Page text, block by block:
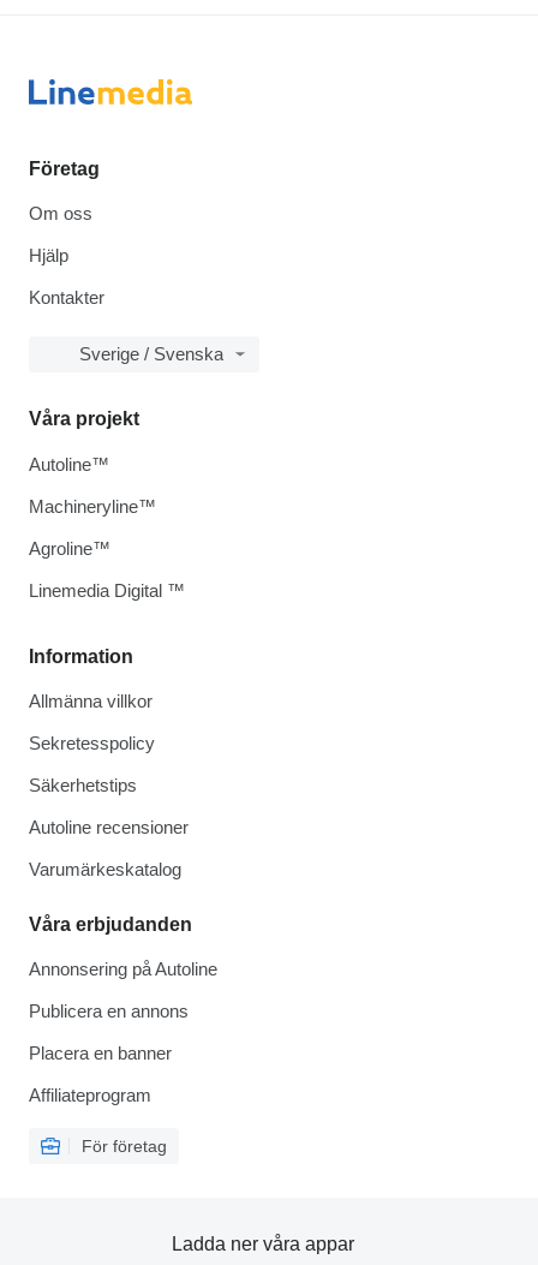
Företag
Om oss
Hjälp
Kontakter
Sverige / Svenska
Information
Allmänna villkor
Sekretesspolicy
Säkerhetstips
Autoline recensioner
Varumärkeskatalog
Våra erbjudanden
Annonsering på Autoline
Publicera en annons
Placera en banner
Affiliateprogram
För företag
Våra projekt
Autoline™
Machineryline™
Agroline™
Linemedia Digital ™
Ladda ner våra appar